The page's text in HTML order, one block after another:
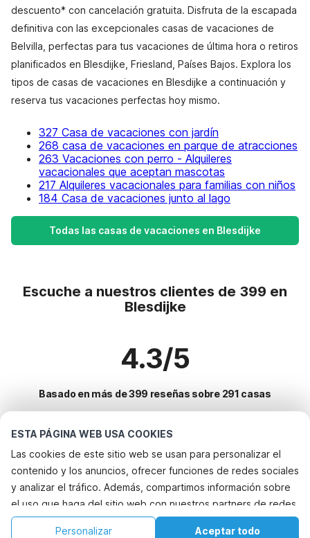
ESTA PÁGINA WEB USA COOKIES
Las cookies de este sitio web se usan para personalizar el
contenido y los anuncios, ofrecer funciones de redes sociales
y analizar el tráfico. Además, compartimos información sobre
el uso que haga del sitio web con nuestros partners de redes
sociales, publicidad y análisis web, quienes pueden
Aceptar todo
Personalizar
descuento* con cancelación gratuita. Disfruta de la escapada
definitiva con las excepcionales casas de vacaciones de
Belvilla, perfectas para tus vacaciones de última hora o retiros
planificados en Blesdijke, Friesland, Países Bajos. Explora los
tipos de casas de vacaciones en Blesdijke a continuación y
reserva tus vacaciones perfectas hoy mismo.
327 Casa de vacaciones con jardín
268 casa de vacaciones en parque de atracciones
263 Vacaciones con perro - Alquileres
vacacionales que aceptan mascotas
217 Alquileres vacacionales para familias con niños
184 Casa de vacaciones junto al lago
Todas las casas de vacaciones en Blesdijke
Escuche a nuestros clientes de 399 en
Blesdijke
4.3/5
Basado en más de 399 reseñas sobre 291 casas
Destinos más populares para vacaciones
Ciudades con los mejores servicios para vacaciones
Vacaciones con perro - Alquileres vacacionales que aceptan
Vacaciones con perro - Alquileres vacacionales que aceptan
Servicios populares para vacaciones en Blesdijke
Casa de vacaciones con jardín
Ciudades populares para vacaciones en Friesland